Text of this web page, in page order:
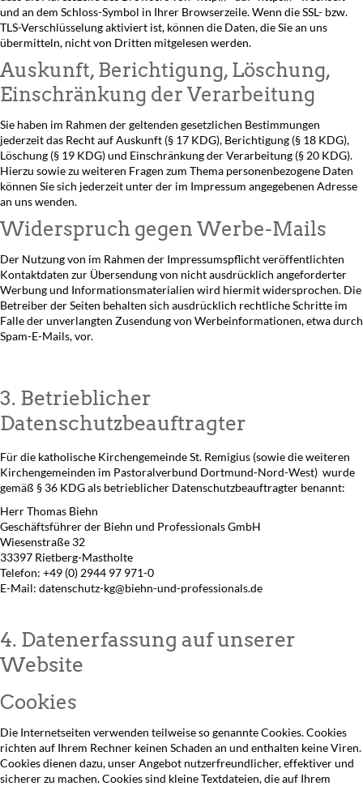
und an dem Schloss-Symbol in Ihrer Browserzeile. Wenn die SSL- bzw.
TLS-Verschlüsselung aktiviert ist, können die Daten, die Sie an uns
übermitteln, nicht von Dritten mitgelesen werden.
Auskunft, Berichtigung, Löschung,
Einschränkung der Verarbeitung
Sie haben im Rahmen der geltenden gesetzlichen Bestimmungen
jederzeit das Recht auf Auskunft (§ 17 KDG), Berichtigung (§ 18 KDG),
Löschung (§ 19 KDG) und Einschränkung der Verarbeitung (§ 20 KDG).
Hierzu sowie zu weiteren Fragen zum Thema personenbezogene Daten
können Sie sich jederzeit unter der im Impressum angegebenen Adresse
an uns wenden.
Widerspruch gegen Werbe-Mails
Der Nutzung von im Rahmen der Impressumspflicht veröffentlichten
Kontaktdaten zur Übersendung von nicht ausdrücklich angeforderter
Werbung und Informationsmaterialien wird hiermit widersprochen. Die
Betreiber der Seiten behalten sich ausdrücklich rechtliche Schritte im
Falle der unverlangten Zusendung von Werbeinformationen, etwa durch
Spam-E-Mails, vor.
3. Betrieblicher
Datenschutzbeauftragter
Für die katholische Kirchengemeinde St. Remigius (sowie die weiteren
Kirchengemeinden im Pastoralverbund Dortmund-Nord-West) wurde
gemäß § 36 KDG als betrieblicher Datenschutzbeauftragter benannt:
Herr Thomas Biehn
Geschäftsführer der Biehn und Professionals GmbH
Wiesenstraße 32
33397 Rietberg-Mastholte
Telefon: +49 (0) 2944 97 971-0
E-Mail: datenschutz-kg@biehn-und-professionals.de
4. Datenerfassung auf unserer
Website
Cookies
Die Internetseiten verwenden teilweise so genannte Cookies. Cookies
richten auf Ihrem Rechner keinen Schaden an und enthalten keine Viren.
Cookies dienen dazu, unser Angebot nutzerfreundlicher, effektiver und
sicherer zu machen. Cookies sind kleine Textdateien, die auf Ihrem